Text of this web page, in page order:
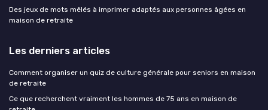
Des jeux de mots mêlés à imprimer adaptés aux personnes âgées en
maison de retraite
Les derniers articles
Comment organiser un quiz de culture générale pour seniors en maison
de retraite
Ce que recherchent vraiment les hommes de 75 ans en maison de